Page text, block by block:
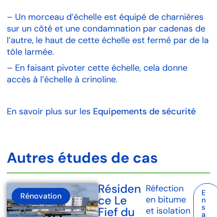
– Un morceau d’échelle est équipé de charnières
sur un côté et une condamnation par cadenas de
l’autre, le haut de cette échelle est fermé par de la
tôle larmée.
– En faisant pivoter cette échelle, cela donne
accès à l’échelle à crinoline.
En savoir plus sur les Equipements de sécurité
Autres études de cas
Rénovation Résiden
ce Le
Fief du
Réfection
en bitume
et isolation
E
n
s
a